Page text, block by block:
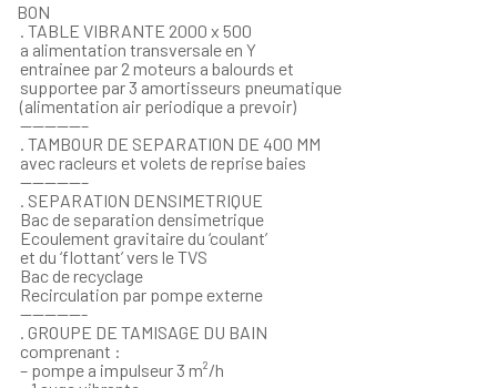
BON
. TABLE VIBRANTE 2000 x 500
a alimentation transversale en Y
entrainee par 2 moteurs a balourds et
supportee par 3 amortisseurs pneumatique
(alimentation air periodique a prevoir)
—————–
. TAMBOUR DE SEPARATION DE 400 MM
avec racleurs et volets de reprise baies
—————–
. SEPARATION DENSIMETRIQUE
Bac de separation densimetrique
Ecoulement gravitaire du ‘coulant’
et du ‘flottant’ vers le TVS
Bac de recyclage
Recirculation par pompe externe
—————-
. GROUPE DE TAMISAGE DU BAIN
comprenant :
– pompe a impulseur 3 m²/h